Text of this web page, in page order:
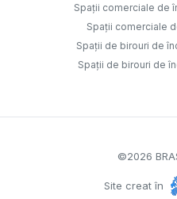
Spații comerciale de
Spații comerciale
Spații de birouri de
Spații de birouri de
©2026
Site creat în